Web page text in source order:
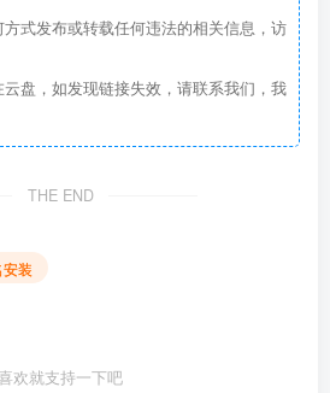
式发布或转载任何违法的相关信息，访
盘，如发现链接失效，请联系我们，我
THE END
装
欢就支持一下吧